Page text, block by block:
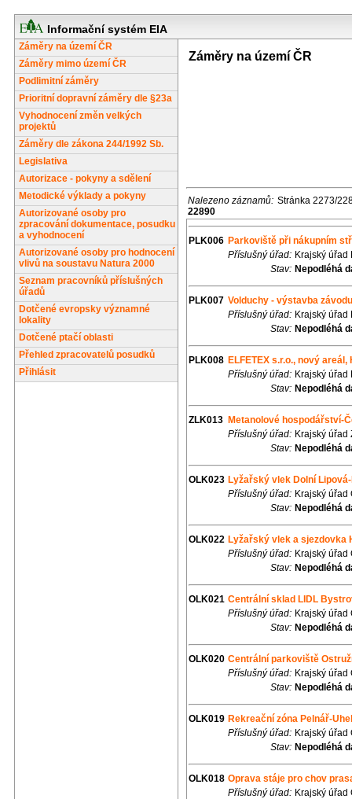
Informační systém EIA
Záměry na území ČR
Záměry mimo území ČR
Podlimitní záměry
Prioritní dopravní záměry dle §23a
Vyhodnocení změn velkých
projektů
Záměry dle zákona 244/1992 Sb.
Legislativa
Autorizace - pokyny a sdělení
Metodické výklady a pokyny
Autorizované osoby pro
zpracování dokumentace, posudku
a vyhodnocení
Autorizované osoby pro hodnocení
vlivů na soustavu Natura 2000
Seznam pracovníků příslušných
úřadů
Dotčené evropsky významné
lokality
Dotčené ptačí oblasti
Přehled zpracovatelů posudků
Přihlásit
Záměry na území ČR
Nalezeno záznamů:
22890
Stránka 2273/
PLK006 Parkoviště při nákupním
Příslušný úřad: Krajský úřad
Stav: Nepodléhá
PLK007 Volduchy - výstavba
Příslušný úřad: Krajský úřad
Stav: Nepodléhá
PLK008 ELFETEX s.r.o., nový
Příslušný úřad: Krajský úřad
Stav: Nepodléhá
ZLK013 Metanolové hospodářství-
Příslušný úřad: Krajský úřad
Stav: Nepodléhá
OLK023 Lyžařský vlek Dolní
Příslušný úřad: Krajský úřad
Stav: Nepodléhá
OLK022 Lyžařský vlek a sjezdovka
Příslušný úřad: Krajský úřad
Stav: Nepodléhá
OLK021 Centrální sklad LIDL
Příslušný úřad: Krajský úřad
Stav: Nepodléhá
OLK020 Centrální parkoviště
Příslušný úřad: Krajský úřad
Stav: Nepodléhá
OLK019 Rekreační zóna Pelnář-
Příslušný úřad: Krajský úřad
Stav: Nepodléhá
OLK018 Oprava stáje pro chov
Příslušný úřad: Krajský úřad